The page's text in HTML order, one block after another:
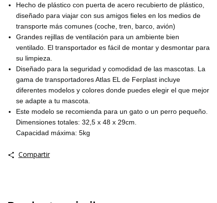
Hecho de plástico con puerta de acero recubierto de plástico,
diseñado para viajar con sus amigos fieles en los medios de
transporte más comunes (coche, tren, barco, avión)
Grandes rejillas de ventilación para un ambiente bien
ventilado. El transportador es fácil de montar y desmontar para
su limpieza.
Diseñado para la seguridad y comodidad de las mascotas. La
gama de transportadores Atlas EL de Ferplast incluye
diferentes modelos y colores donde puedes elegir el que mejor
se adapte a tu mascota.
Este modelo se recomienda para un gato o un perro pequeño.
Dimensiones totales: 32,5 x 48 x 29cm.
Capacidad máxima: 5kg
Compartir